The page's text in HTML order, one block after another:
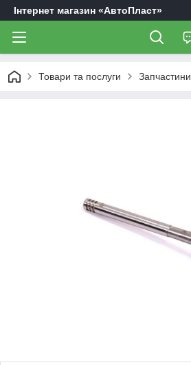
Інтернет магазин «АвтоПласт»
Товари та послуги Запчастини